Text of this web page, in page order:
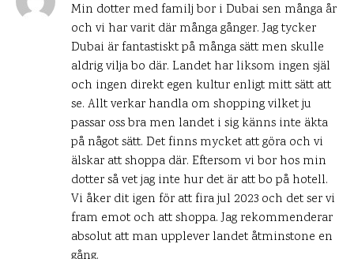
Min dotter med familj bor i Dubai sen många år
och vi har varit där många gånger. Jag tycker
Dubai är fantastiskt på många sätt men skulle
aldrig vilja bo där. Landet har liksom ingen själ
och ingen direkt egen kultur enligt mitt sätt att
se. Allt verkar handla om shopping vilket ju
passar oss bra men landet i sig känns inte äkta
på något sätt. Det finns mycket att göra och vi
älskar att shoppa där. Eftersom vi bor hos min
dotter så vet jag inte hur det är att bo på hotell.
Vi åker dit igen för att fira jul 2023 och det ser vi
fram emot och att shoppa. Jag rekommenderar
absolut att man upplever landet åtminstone en